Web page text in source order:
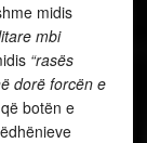
midis
mbi
“rasës
dorë forcën e
botën e